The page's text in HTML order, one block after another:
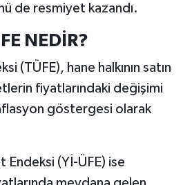
de resmiyet kazandı.
NEDİR?
(TÜFE), hane halkının satın
fiyatlarındaki değişimi
göstergesi olarak
Endeksi (Yİ-ÜFE) ise